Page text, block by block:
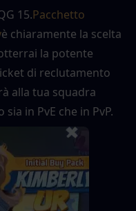
15.Pacchetto
è chiaramente la scelta
la potente
di reclutamento
alla tua squadra
in PvE che in PvP.